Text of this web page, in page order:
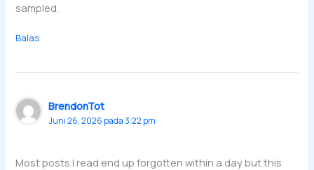
sampled.
Balas
BrendonTot
Juni 26, 2026 pada 3:22 pm
Most posts I read end up forgotten within a day but this